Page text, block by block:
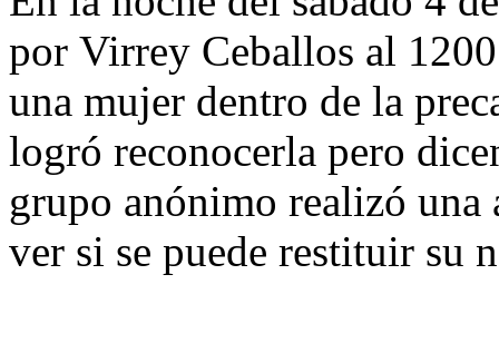
por Virrey Ceballos al
una mujer dentro de la
logró reconocerla pero
grupo anónimo realizó
ver si se puede restituir su